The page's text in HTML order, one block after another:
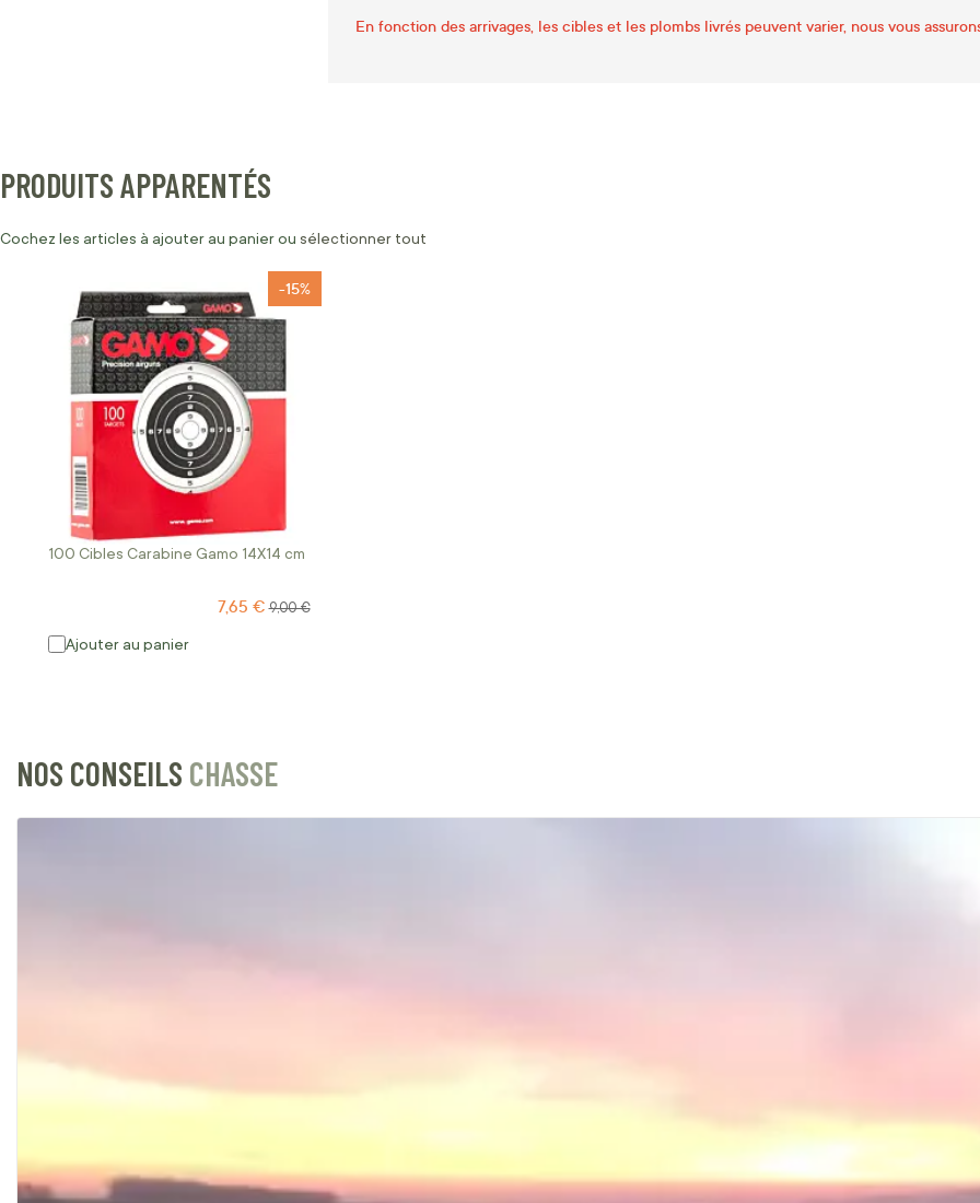
En fonction des arrivages, les cibles et les plombs livrés peuvent varier, nous vous
PRODUITS APPARENTÉS
Cochez les articles à ajouter au panier ou sélectionner tout
100 Cibles Carabine Gamo 14X14 cm
-15%
Prix Spécial
7,65 € Prix normal
9,00 €
Ajouter au panier
NOS CONSEILS CHASSE